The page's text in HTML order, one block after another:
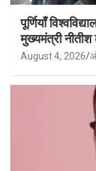
पूर्णियाँ
मुख्यमंत्री
August 4, 2026